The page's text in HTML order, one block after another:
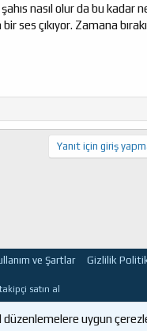
nasıl olur da bu kadar
ses çıkıyor. Zamana
Yanıt için giriş
ve Şartlar Gizlilik
satın al
uygun